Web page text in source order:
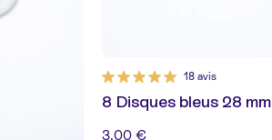
18 avis
8 Disques bleus 28 mm
3,00 €